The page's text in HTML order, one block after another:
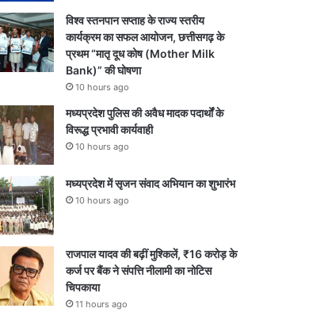
विश्व स्तनपान सप्ताह के राज्य स्तरीय
कार्यक्रम का सफल आयोजन, छत्तीसगढ़ के
प्रथम “मातृ दूध कोष (Mother Milk
Bank)” की घोषणा
10 hours ago
मध्यप्रदेश पुलिस की अवैध मादक पदार्थों के
विरूद्ध प्रभावी कार्यवाही
10 hours ago
मध्यप्रदेश में सृजन संवाद अभियान का शुभारंभ
10 hours ago
राजपाल यादव की बढ़ीं मुश्किलें, ₹16 करोड़ के
कर्ज पर बैंक ने संपत्ति नीलामी का नोटिस
चिपकाया
11 hours ago